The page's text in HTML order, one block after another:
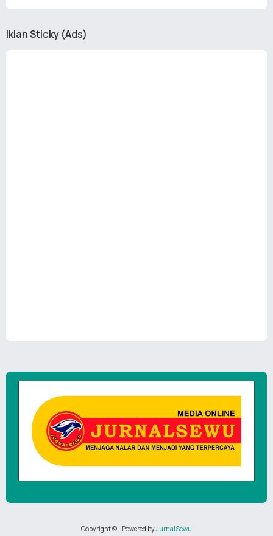
Iklan Sticky (Ads)
Copyright ©- Powered byJurnalSewu